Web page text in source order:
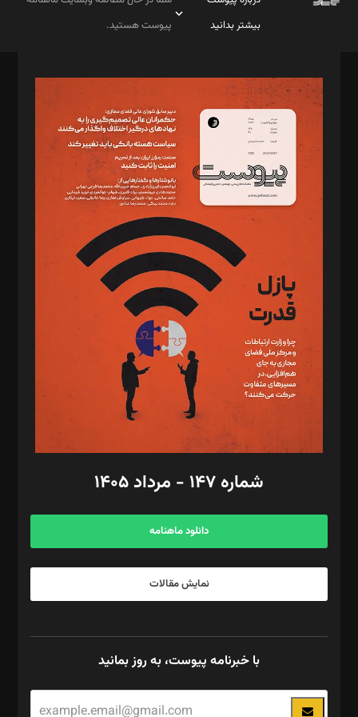
بیشتر بدانید
پیوست هستید.
مدیر مسئول: محمدباقر اثنی‌عشری
سردبیر: مهرک محمودی
دبیر تحریریه: میثم قاسمی
د‌بیر ناداستان: سمانه سمیع
د‌بیر خدمت و تجارت: ابوالفضل رجبی
د‌بیر حقوق فناوری: حسام‌الدین ایپکچی
د‌بیر پیوست جهان: مینا پاکدل
د‌بیر تحریریه آنلاین: بابک نقاش
تحریریه‌: مجتبی محمود‌ی، آرش برهمند، یسنا امان‌پور، سروش کرمیان،
مصطفی مسجدی آرانی، ابوالفضل رجبی، زهرا فکرانه، فائزه فتحی
رستمی،مصطفی باستان
ویرایش: نگار استاد‌‌آقا
طراح یونیفرم: مجید توکلی
فیلمبرداری و عکاسی: امیر شفیعی، مانی لطفی زاده
گرافیک و صفحه‌آرایی: سید‌سبحان‌علی ثابت
مد‌یر توسعه تجاری: کامبیز برید‌
امور مالی: شاپور رهبری، محمد‌ کاظمی‌نیا
آگهی و مشترکین: ۰۹۱۹۹۹۹۰۴۵۴
شماره ۱۴۷ - مرداد ۱۴۰۵
دانلود ماهنامه
نمایش مقالات
با خبرنامه پیوست، به روز بمانید